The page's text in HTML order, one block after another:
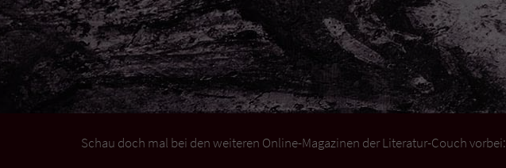
Schau doch mal bei den weiteren Online-Magazinen der Literatur-Couch vorbei: